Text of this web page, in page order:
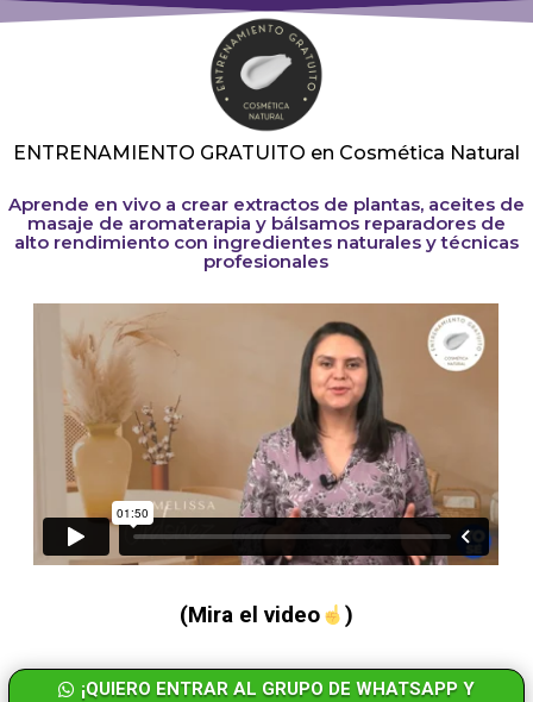
ENTRENAMIENTO GRATUITO en Cosmética Natural
Aprende en vivo a crear extractos de plantas, aceites de
masaje de aromaterapia y bálsamos reparadores de
alto rendimiento con ingredientes naturales y técnicas
profesionales
(Mira el video )
¡QUIERO ENTRAR AL GRUPO DE WHATSAPP Y